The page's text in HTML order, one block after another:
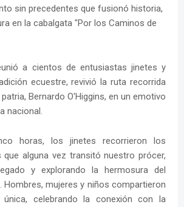
sin precedentes que fusionó historia,
en la cabalgata "Por los Caminos de
a cientos de entusiastas jinetes y
ecuestre, revivió la ruta recorrida
Bernardo O'Higgins, en un emotivo
nacional.
horas, los jinetes recorrieron los
alguna vez transitó nuestro prócer,
y explorando la hermosura del
Hombres, mujeres y niños compartieron
única, celebrando la conexión con la